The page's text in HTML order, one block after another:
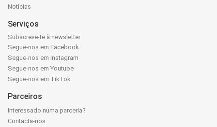
Notícias
Serviços
Subscreve-te à newsletter
Segue-nos em Facebook
Segue-nos em Instagram
Segue-nos em Youtube
Segue-nos em TikTok
Parceiros
Interessado numa parceria?
Contacta-nos